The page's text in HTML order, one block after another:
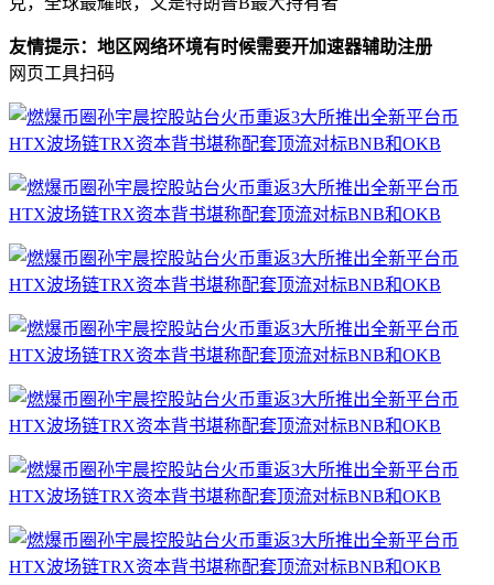
友情提示：地区网络环境有时候需要开加速器辅助注册
网页工具扫码